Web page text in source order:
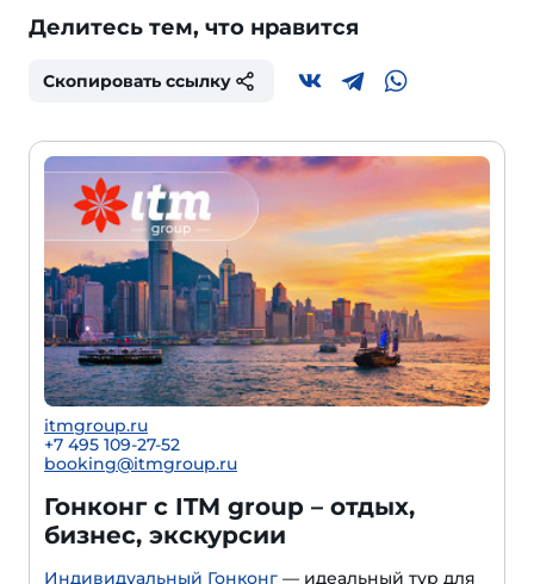
Делитесь тем, что нравится
Скопировать ссылку
itmgroup.ru
+7 495 109-27-52
booking@itmgroup.ru
Гонконг с ITM group – отдых,
бизнес, экскурсии
Индивидуальный Гонконг — идеальный тур для